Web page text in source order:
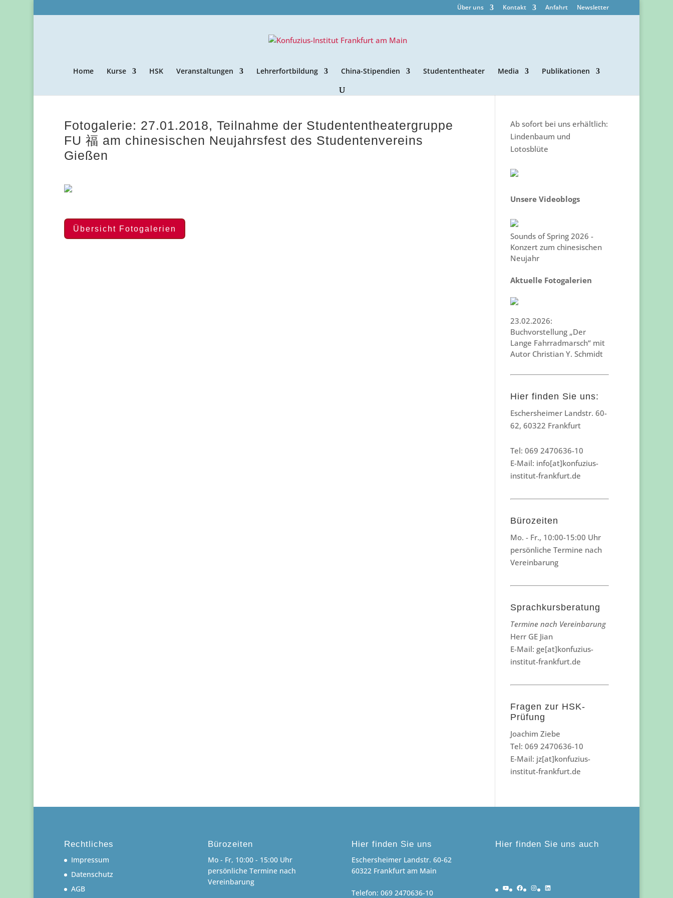
Über uns Kontakt Anfahrt Newsletter
Home Kurse HSK Veranstaltungen Lehrerfortbildung China-Stipendien Studententheater Media Publikationen
Fotogalerie: 27.01.2018, Teilnahme der Studententheatergruppe
FU 福 am chinesischen Neujahrsfest des Studentenvereins
Gießen
Übersicht Fotogalerien
Ab sofort bei uns erhältlich:
Lindenbaum und
Lotosblüte
Unsere Videoblogs
Sounds of Spring 2026 -
Konzert zum chinesischen
Neujahr
Aktuelle Fotogalerien
23.02.2026:
Buchvorstellung „Der
Lange Fahrradmarsch“ mit
Autor Christian Y. Schmidt
Hier finden Sie uns:
Eschersheimer Landstr. 60-
62, 60322 Frankfurt
Tel: 069 2470636-10
E-Mail: info[at]konfuzius-
institut-frankfurt.de
Bürozeiten
Mo. - Fr., 10:00-15:00 Uhr
persönliche Termine nach
Vereinbarung
Sprachkursberatung
Termine nach Vereinbarung
Herr GE Jian
E-Mail: ge[at]konfuzius-
institut-frankfurt.de
Fragen zur HSK-
Prüfung
Joachim Ziebe
Tel: 069 2470636-10
E-Mail: jz[at]konfuzius-
institut-frankfurt.de
Rechtliches
Impressum
Datenschutz
AGB
Bürozeiten
Mo - Fr, 10:00 - 15:00 Uhr
persönliche Termine nach
Vereinbarung
Hier finden Sie uns
Eschersheimer Landstr. 60-62
60322 Frankfurt am Main
Telefon: 069 2470636-10
Hier finden Sie uns auch
YouTubeFacebook
Instagram
LinkedIn